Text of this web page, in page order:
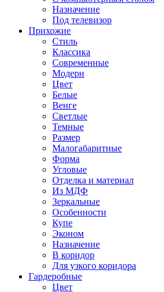
Назначение
Под телевизор
Прихожие
Стиль
Классика
Современные
Модерн
Цвет
Белые
Венге
Светлые
Темные
Размер
Малогабаритные
Форма
Угловые
Отделка и материал
Из МДФ
Зеркальные
Особенности
Купе
Эконом
Назначение
В коридор
Для узкого коридора
Гардеробные
Цвет